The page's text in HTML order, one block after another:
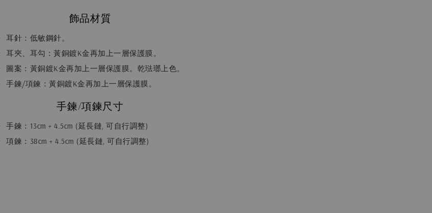
飾品材質
耳針：低敏鋼針。
耳夾、耳勾：黃銅鍍K金再加上一層保護膜。
圖案：黃銅鍍K金再加上一層保護膜。乾琺瑯上色。
手鍊/項鍊：黃銅鍍K金再加上一層保護膜。
手鍊/項鍊尺寸
手鍊：13cm + 4.5cm (延長鏈, 可自行調整)
項鍊：38cm + 4.5cm (延長鏈, 可自行調整)